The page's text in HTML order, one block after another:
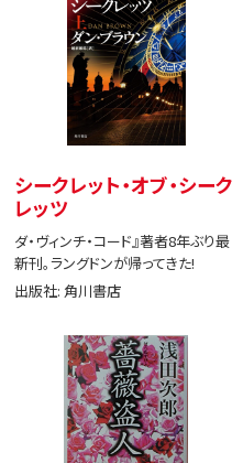
シークレット・オブ・シーク
レッツ
ダ・ヴィンチ・コード』著者8年ぶり最
新刊。ラングドンが帰ってきた!
出版社: 角川書店